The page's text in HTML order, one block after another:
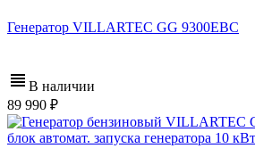
Генератор VILLARTEC GG 9300ЕВС
В наличии
89 990